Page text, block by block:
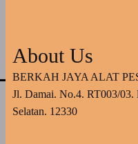
About Us
BERKAH JAYA ALAT
Jl. Damai. No.4. RT003/03.
Selatan. 12330